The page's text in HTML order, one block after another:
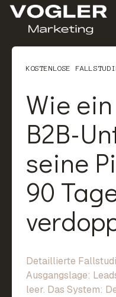
KOSTENLOSE
Wie ein
B2B-
seine
90
Detaillierte
Ausgangslage:
leer. Das System: